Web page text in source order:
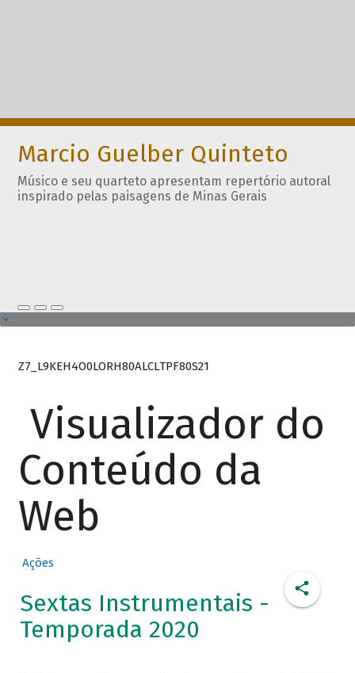
Marcio Guelber Quinteto
Músico e seu quarteto apresentam repertório autoral
inspirado pelas paisagens de Minas Gerais
Z7_L9KEH4O0LORH80ALCLTPF80S21
Visualizador do
Conteúdo da
Web
Ações
Sextas Instrumentais -
Temporada 2020